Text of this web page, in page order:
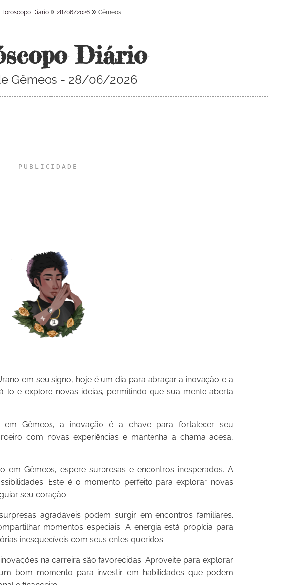
Horoscopo Diario» 28/06/2026» Gêmeos
Diário
Gêmeos - 28/06/2026
em seu signo, hoje é um dia para abraçar a inovação e a
lo e explore novas ideias, permitindo que sua mente aberta
em Gêmeos, a inovação é a chave para fortalecer seu
com novas experiências e mantenha a chama acesa,
em Gêmeos, espere surpresas e encontros inesperados. A
Este é o momento perfeito para explorar novas
seu coração.
agradáveis podem surgir em encontros familiares.
momentos especiais. A energia está propícia para
inesquecíveis com seus entes queridos.
na carreira são favorecidas. Aproveite para explorar
bom momento para investir em habilidades que podem